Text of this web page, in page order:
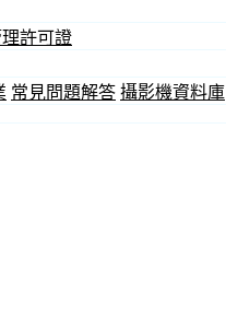
許可證
常見問題解答 攝影機資料庫